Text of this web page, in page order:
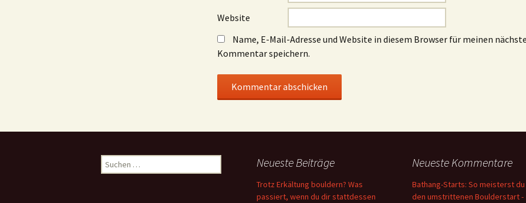
Website
Name, E-Mail-Adresse und Website in diesem Browser für meinen
Kommentar speichern.
Suchen
nach:
Neueste Beiträge
Trotz Erkältung bouldern? Was
passiert, wenn du dir stattdessen
Neueste Kommentare
Bathang-Starts: So meisterst du
den umstrittenen Boulderstart -